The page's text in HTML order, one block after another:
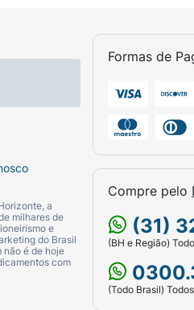
a
milhares de
e
do Brasil
não é de hoje
com
Formas de
Compre pelo
(31)
(BH e Região)
(Todo Brasil)